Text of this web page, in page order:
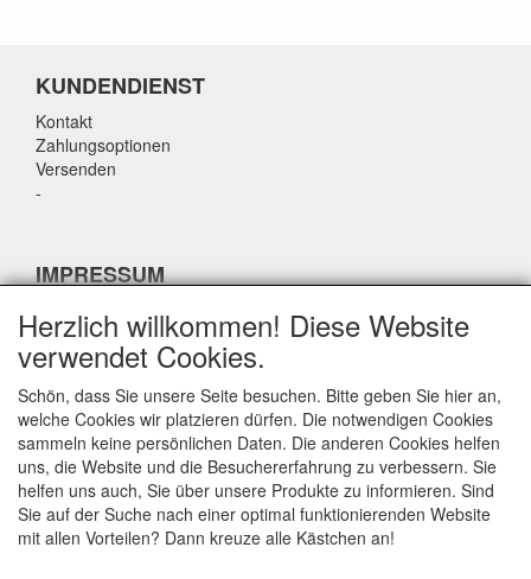
KUNDENDIENST
Kontakt
Zahlungsoptionen
Versenden
-
IMPRESSUM
-
-
-
KONTAKTDATEN
airparts.nl
Galvaniweg 21
5482 TN Schijndel
Herzlich willkommen! Diese Website
verwendet Cookies.
Schön, dass Sie unsere Seite besuchen. Bitte geben Sie hier an,
welche Cookies wir platzieren dürfen. Die notwendigen Cookies
sammeln keine persönlichen Daten. Die anderen Cookies helfen
uns, die Website und die Besuchererfahrung zu verbessern. Sie
helfen uns auch, Sie über unsere Produkte zu informieren. Sind
Sie auf der Suche nach einer optimal funktionierenden Website
mit allen Vorteilen? Dann kreuze alle Kästchen an!